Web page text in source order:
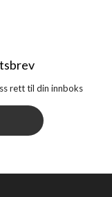
rett til din innboks